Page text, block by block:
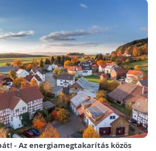
- Az energiamegtakarítás közös